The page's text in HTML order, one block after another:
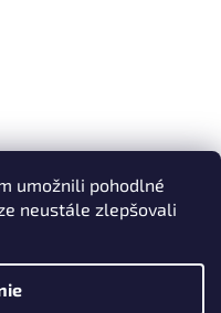
umožnili pohodlné
neustále zlepšovali